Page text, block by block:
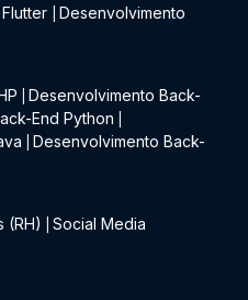
Desenvolvimento
Desenvolvimento Back-
End Python
Desenvolvimento Back-
(RH)
Social Media